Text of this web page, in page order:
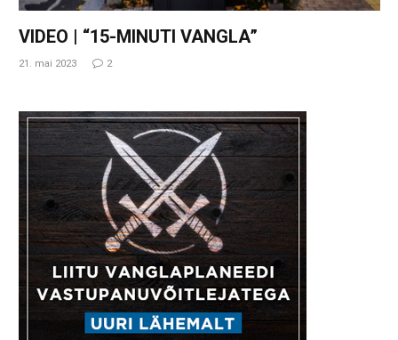
VIDEO | “15-MINUTI VANGLA”
21. mai 2023 2